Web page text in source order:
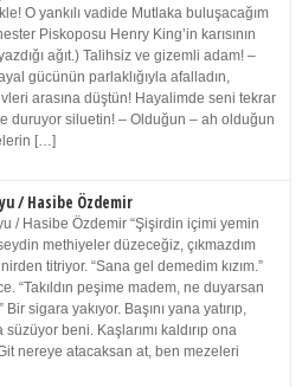
O yankılı vadide Mutlaka buluşacağım
Piskoposu Henry King’in karısının
ağıt.) Talihsiz ve gizemli adam! –
gücünün parlaklığıyla afalladın,
arasına düştün! Hayalimde seni tekrar
duruyor siluetin! – Olduğun – ah olduğun
[…]
/ Hasibe Özdemir
/ Hasibe Özdemir “Şişirdin içimi yemin
methiyeler düzeceğiz, çıkmazdım
titriyor. “Sana gel demedim kızım.”
“Takıldın peşime madem, ne duyarsan
Bir sigara yakıyor. Başını yana yatırıp,
süzüyor beni. Kaşlarımı kaldırıp ona
nereye atacaksan at, ben mezeleri